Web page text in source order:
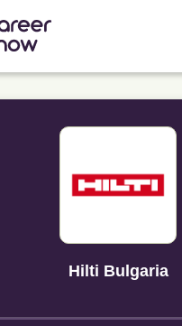
Hilti Bulgaria